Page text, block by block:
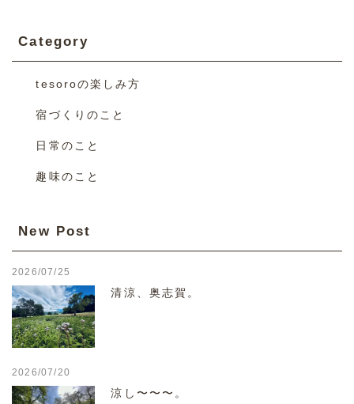
Category
tesoroの楽しみ方
宿づくりのこと
日常のこと
趣味のこと
New Post
2026/07/25
清涼、奥志賀。
2026/07/20
涼し〜〜〜。